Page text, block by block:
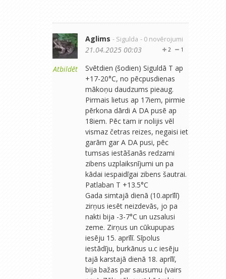
Atbildēt
Aglims - Sigulda - 0 novērojumi
1
2
21.04.2025 00:03
Svētdien (šodien) Siguldā T ap
+17-20°C, no pēcpusdienas
mākoņu daudzums pieaug.
Pirmais lietus ap 17iem, pirmie
pērkona dārdi A DA pusē ap
18iem. Pēc tam ir nolijis vēl
vismaz četras reizes, negaisi iet
garām gar A DA pusi, pēc
tumsas iestāšanās redzami
zibens uzplaiksnījumi un pa
kādai iespaidīgai zibens šautrai.
Patlaban T +13.5°C
Gada simtajā dienā (10.aprīlī)
zirņus iesēt neizdevās, jo pa
nakti bija -3-7°C un uzsalusi
zeme. Zirņus un cūkupupas
iesēju 15. aprīlī. Sīpolus
iestādīju, burkānus u.c iesēju
tajā karstajā dienā 18. aprīlī,
bija bažas par sausumu (vairs